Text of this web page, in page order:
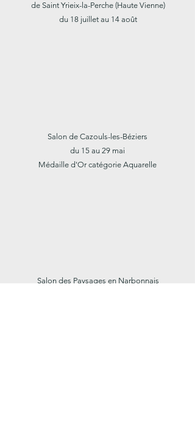
de Saint Yrieix-la-Perche (Haute Vienne)
du 18 juillet au 14 août
Salon de Cazouls-les-Béziers
du 15 au 29 mai
Médaille d'Or catégorie Aquarelle
Salon des Paysages en Narbonnais